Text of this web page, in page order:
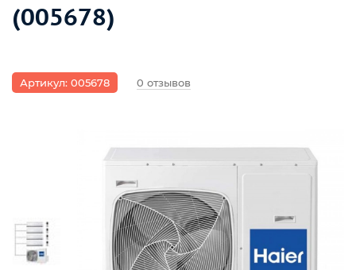
(005678)
Артикул: 005678 0 отзывов